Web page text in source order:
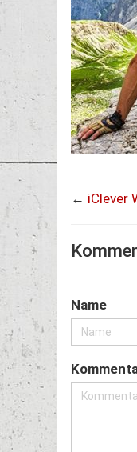
← iClever
Name